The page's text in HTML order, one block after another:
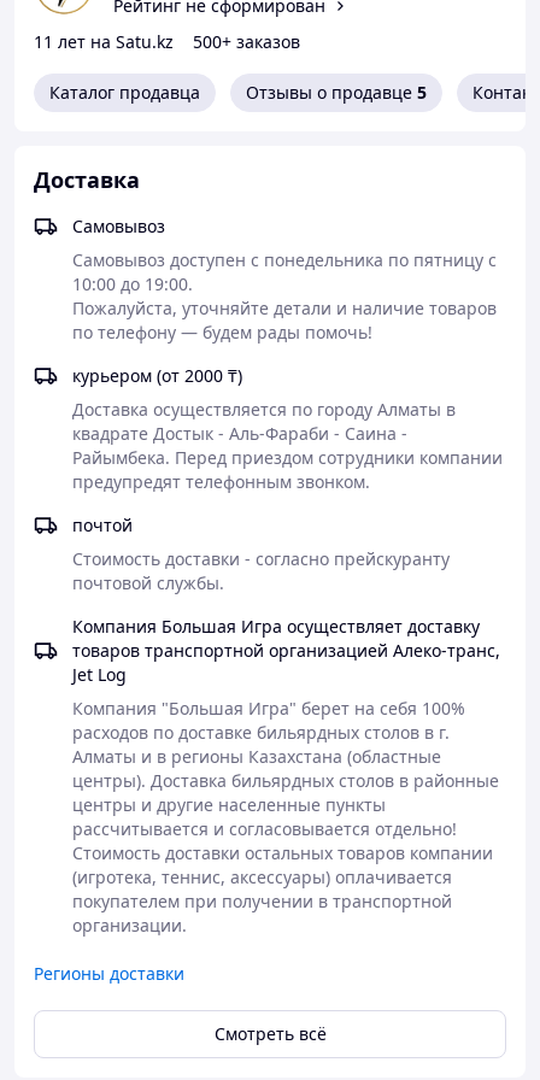
посещения и сценариях, подразумевающих высокие
эксплуатационные нагрузки.
Стол относится к линейкеPRO Outdoor, соответствует
классуEN 14468-1 Class Bи сертификации
европейскому стандарту для общественного
спортивного оборудования. Гарантия производителя —
10 лет, ремонтопригодность —20 лет. Для Казахстана,
где общественное оборудование часто «не доживает»
уровень.
Стационарный форм-фактор: никаких
движущихся частей — никаких поломок
Главная идея510M Campus— конструктивная простота
как синоним надёжности. Спроектированная в
стационарном форм-факторе и не имеющая
механических компонентов, эта модель обладает
максимально простой, а значит надёжной и
долговечной конструкцией. Нет механизма
складывания — нечему ломаться. Нет колёс — нечему
изнашиваться. Нет замков и фиксаторов — нечего
вандализировать. Стол просто стоит. И работает.
Годами.
столов: у 510M Campus нет ни одной детали, которая
могла бы выйти из строя при интенсивной
Рейтинг не сформирован
11 лет на Satu.kz
500+ заказов
Каталог продавца Отзывы о продавце 5
Доставка
Самовывоз
Самовывоз доступен с понедельника по пятницу с
10:00 до 19:00.
Пожалуйста, уточняйте детали и наличие товаров
по телефону — будем рады помочь!
курьером (от 2000 ₸)
Доставка осуществляется по городу Алматы в
квадрате Достык - Аль-Фараби - Саина -
Райымбека. Перед приездом сотрудники компании
предупредят телефонным звонком.
почтой
Стоимость доставки - согласно прейскуранту
почтовой службы.
Компания Большая Игра осуществляет доставку
товаров транспортной организацией Алеко-транс,
Jet Log
Компания "Большая Игра" берет на себя 100%
расходов по доставке бильярдных столов в г.
Алматы и в регионы Казахстана (областные
центры). Доставка бильярдных столов в районные
центры и другие населенные пункты
рассчитывается и согласовывается отдельно!
Стоимость доставки остальных товаров компании
(игротека, теннис, аксессуары) оплачивается
покупателем при получении в транспортной
организации.
Регионы доставки
Смотреть всё